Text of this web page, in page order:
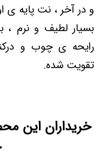
و در آخر ، نت پایه
بسیار لطیف و نرم ،
رایحه ی چوب و
تقویت شده.
خریداران این